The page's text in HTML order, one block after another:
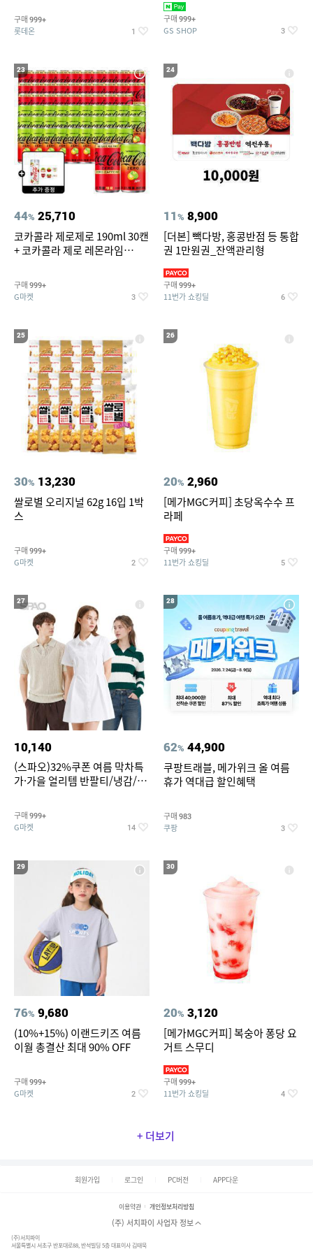
구매 999+
롯데온 1
구매 999+
GS SHOP 3
23
44% 25,710
코카콜라 제로제로 190ml 30캔
+ 코카콜라 제로 레몬라임
티커 세트
구매 999+
G마켓 3
24
11% 8,900
[더본] 빽다방, 홍콩반점 등 통합
권 1만원권_잔액관리형
구매 999+
11번가 쇼킹딜 6
25
30% 13,230
쌀로별 오리지널 62g 16입 1박
스
구매 999+
G마켓 2
26
20% 2,960
[메가MGC커피] 초당옥수수 프
라페
구매 999+
11번가 쇼킹딜 5
27
10,140
(스파오)32%쿠폰 여름 막차특
가·가을 얼리템 반팔티/냉감/반
건 외 ~74%OFF
구매 999+
G마켓 14
28
62% 44,900
쿠팡트래블, 메가위크 올 여름
휴가 역대급 할인혜택
구매 983
쿠팡 3
29
76% 9,680
(10%+15%) 이랜드키즈 여름
이월 총결산 최대 90% OFF
구매 999+
G마켓 2
30
20% 3,120
[메가MGC커피] 복숭아 퐁당 요
거트 스무디
구매 999+
11번가 쇼킹딜 4
+ 더보기
회원가입 로그인 PC버전 APP다운
이용약관 개인정보처리방침
(주) 서치파이 사업자 정보
(주)서치파이
서울특별시 서초구 반포대로88, 반석빌딩 5층 대표이사 김태묵